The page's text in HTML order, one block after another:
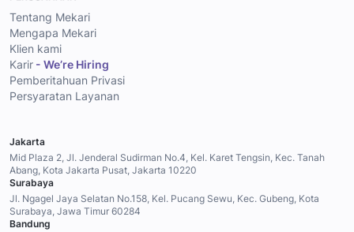
Tentang Mekari
Mengapa Mekari
Klien kami
Karir - We’re Hiring
Pemberitahuan Privasi
Persyaratan Layanan
Jakarta
Mid Plaza 2, Jl. Jenderal Sudirman No.4, Kel. Karet Tengsin, Kec. Tanah
Abang, Kota Jakarta Pusat, Jakarta 10220
Surabaya
Jl. Ngagel Jaya Selatan No.158, Kel. Pucang Sewu, Kec. Gubeng, Kota
Surabaya, Jawa Timur 60284
Bandung